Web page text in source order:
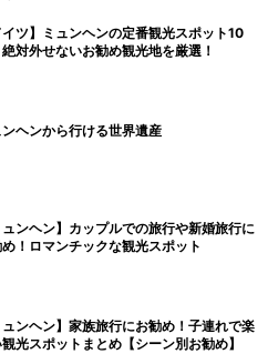
イツ】ミュンヘンの定番観光スポット10
対外せないお勧め観光地を厳選！
ンヘンから行ける世界遺産
ュンヘン】カップルでの旅行や新婚旅行に
め！ロマンチックな観光スポット
ュンヘン】家族旅行にお勧め！子連れで楽
観光スポットまとめ【シーン別お勧め】